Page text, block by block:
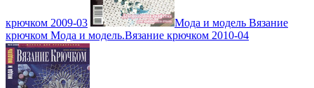
крючком 2009-03
Мода и модель Вязание
крючком Мода и модель.Вязание крючком 2010-04